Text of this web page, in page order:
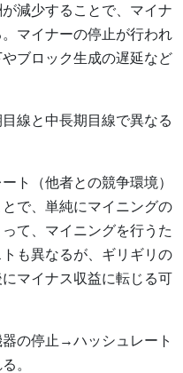
減少することで、マイナ
マイナーの停止が行われ
ブロック生成の遅延など
線と中長期目線で異なる
ト（他者との競争環境）
で、単純にマイニングの
て、マイニングを行うた
も異なるが、ギリギリの
マイナス収益に転じる可
の停止→ハッシュレート
。